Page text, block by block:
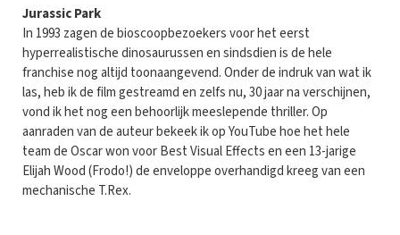
Jurassic Park
In 1993 zagen de bioscoopbezoekers voor het eerst
hyperrealistische dinosaurussen en sindsdien is de hele
franchise nog altijd toonaangevend. Onder de indruk van wat ik
las, heb ik de film gestreamd en zelfs nu, 30 jaar na verschijnen,
vond ik het nog een behoorlijk meeslepende thriller. Op
aanraden van de auteur bekeek ik op YouTube hoe het hele
team de Oscar won voor Best Visual Effects en een 13-jarige
Elijah Wood (Frodo!) de enveloppe overhandigd kreeg van een
mechanische T.Rex.